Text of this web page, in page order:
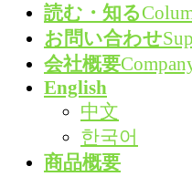
読む・知る
お問い合わせ
会社概要
English
中文
한국어
商品概要